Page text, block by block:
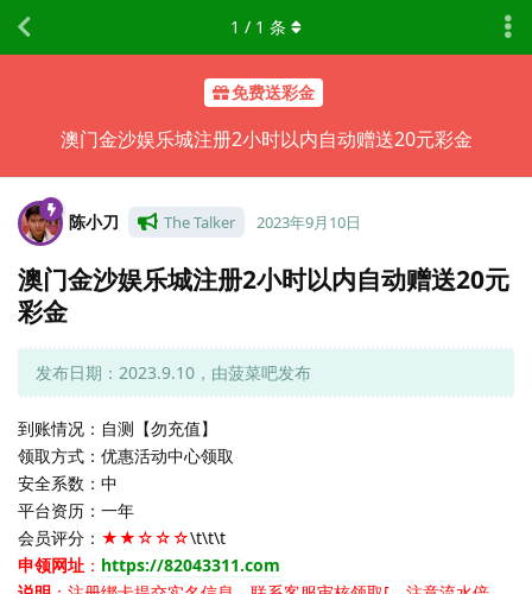
免费送彩金
澳门金沙娱乐城注册2小时以内自动赠送20元彩金
1 / 1 条
陈小刀 The Talker 2023年9月10日
澳门金沙娱乐城注册2小时以内自动赠送20元
彩金
发布日期：2023.9.10，由菠菜吧发布
到账情况：自测【勿充值】
领取方式：优惠活动中心领取
安全系数：中
平台资历：一年
会员评分： ★★☆☆☆\t\t\t
申领网址 ： https://82043311.com